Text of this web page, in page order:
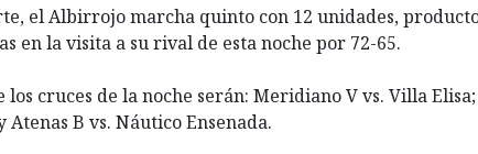
el Albirrojo marcha quinto con 12 unidades,
en la visita a su rival de esta noche por 72-65.
los cruces de la noche serán: Meridiano V vs. Villa
Atenas B vs. Náutico Ensenada.